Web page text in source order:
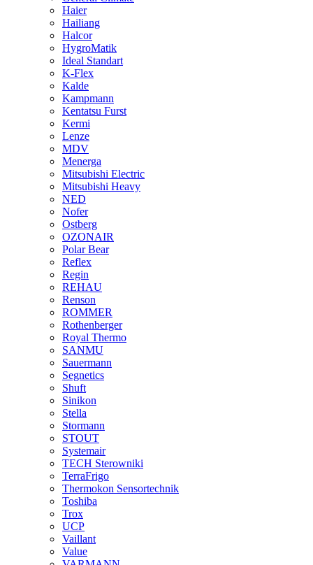
Haier
Hailiang
Halcor
HygroMatik
Ideal Standart
K-Flex
Kalde
Kampmann
Kentatsu Furst
Kermi
Lenze
MDV
Menerga
Mitsubishi Electric
Mitsubishi Heavy
NED
Nofer
Ostberg
OZONAIR
Polar Bear
Reflex
Regin
REHAU
Renson
ROMMER
Rothenberger
Royal Thermo
SANMU
Sauermann
Segnetics
Shuft
Sinikon
Stella
Stormann
STOUT
Systemair
TECH Sterowniki
TerraFrigo
Thermokon Sensortechnik
Toshiba
Trox
UCP
Vaillant
Value